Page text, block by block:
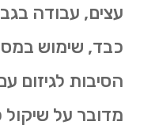
עצים, עבודה
כבד, שימוש
הסיבות לגיזום
מדובר על שיקול